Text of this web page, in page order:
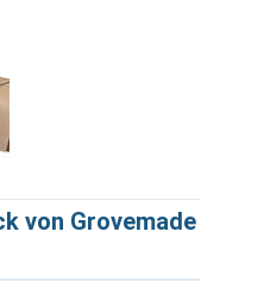
von Grovemade